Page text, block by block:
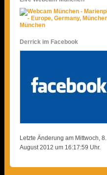
München
Derrick im Facebook
Letzte Änderung am Mittwoch, 8.
August 2012 um 16:17:59 Uhr.